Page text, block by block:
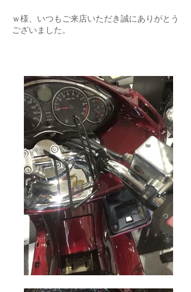
ｗ様、いつもご来店いただき誠にありがとう
ございました。